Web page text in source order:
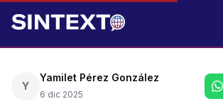
Preocupa a reguladores
Y
Yamilet Pérez González
6 dic 2025